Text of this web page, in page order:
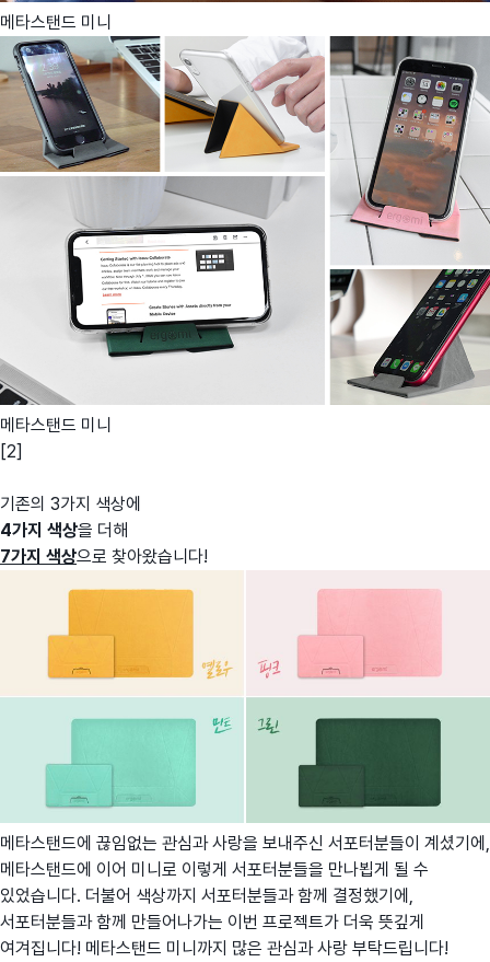
메타스탠드 미니
메타스탠드 미니
[2]
기존의 3가지 색상에
4가지 색상을 더해
7가지 색상으로 찾아왔습니다!
메타스탠드에 끊임없는 관심과 사랑을 보내주신 서포터분들이 계셨기에,
메타스탠드에 이어 미니로 이렇게 서포터분들을 만나뵙게 될 수
있었습니다. 더불어 색상까지 서포터분들과 함께 결정했기에,
서포터분들과 함께 만들어나가는 이번 프로젝트가 더욱 뜻깊게
여겨집니다! 메타스탠드 미니까지 많은 관심과 사랑 부탁드립니다!